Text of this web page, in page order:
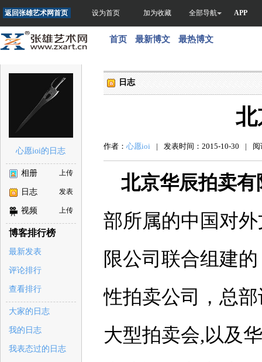
返回张雄艺术网首页 设为首页 加为收藏 全部导航 APP
首页 最新博文 最热博文
心愿ioi的日志
相册 上传
日志 发表
视频 上传
博客排行榜
最新发表
评论排行
查看排行
大家的日志
我的日志
我表态过的日志
日志
作者： 心愿ioi | 发表时间：2015-10-30 | 阅
北京华辰拍卖有
部所属的中国对
限公司联合组建
性拍卖公司，总
大型拍卖会,以及